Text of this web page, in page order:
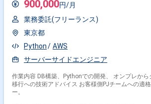
900,000円/月
業務委託(フリーランス)
東京都
Python
AWS
サーバーサイドエンジニア
作業内容 DB構築、Pythonでの開発、 オンプレか
移行への技術アドバイス お客様側PJチームへの適
ー。